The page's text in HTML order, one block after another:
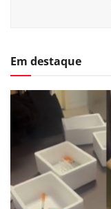
Em destaque